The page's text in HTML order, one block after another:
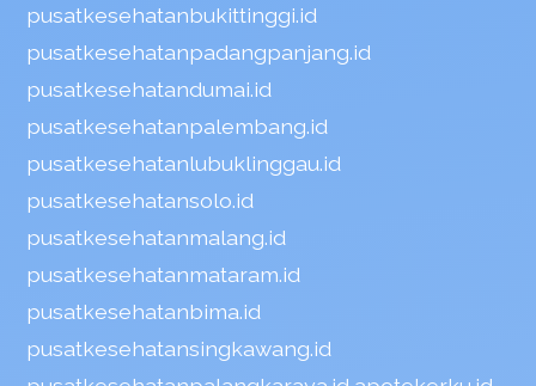
pusatkesehatanbukittinggi.id
pusatkesehatanpadangpanjang.id
pusatkesehatandumai.id
pusatkesehatanpalembang.id
pusatkesehatanlubuklinggau.id
pusatkesehatansolo.id
pusatkesehatanmalang.id
pusatkesehatanmataram.id
pusatkesehatanbima.id
pusatkesehatansingkawang.id